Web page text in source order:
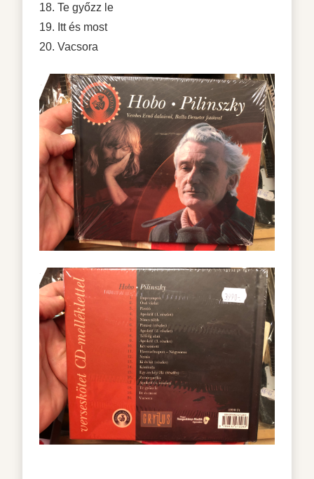
18. Te győzz le
19. Itt és most
20. Vacsora